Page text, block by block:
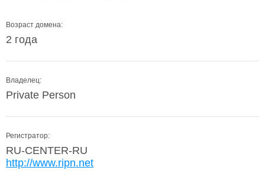
Возраст домена:
2 года
Владелец:
Private Person
Регистратор:
RU-CENTER-RU
http://www.ripn.net